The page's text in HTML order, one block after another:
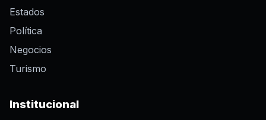
Estados
Política
Negocios
Turismo
Institucional